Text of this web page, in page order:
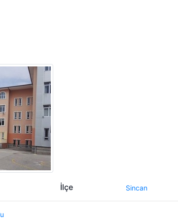
İlçe Sincan